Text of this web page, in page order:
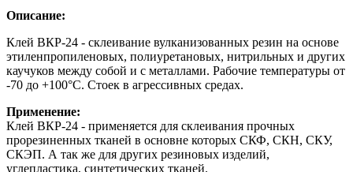
Описание:
Клей ВКР-24 - склеивание вулканизованных резин на основе
этиленпропиленовых, полиуретановых, нитрильных и других
каучуков между собой и с металлами. Рабочие температуры от
-70 до +100°С. Стоек в агрессивных средах.
Применение:
Клей ВКР-24 - применяется для склеивания прочных
прорезиненных тканей в основне которых СКФ, СКН, СКУ,
СКЭП. А так же для других резиновых изделий,
углепластика, синтетических тканей.